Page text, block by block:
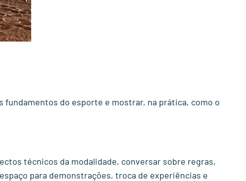
do esporte e mostrar, na prática, como o
técnicos da modalidade, conversar sobre regras,
para demonstrações, troca de experiências e